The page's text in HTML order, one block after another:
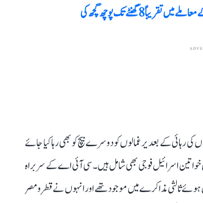
8 گھنٹے تک پوچھ گچھ کی
رہائی کے بعد یرغمالوں کو دوسرے بیچ کو بھی رہا کیا جائے
اسرائیل فوجی بھی شامل ہیں۔ سی آئی اے کے سربراہ
ہوئے ثالثی مذاکرے میں موجود تھے اور انہوں نے قطر و مصر